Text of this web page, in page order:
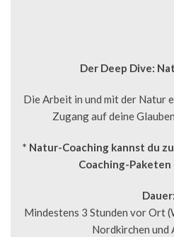
Der Deep Dive:
Die Arbeit in und mit der Natur
Zugang auf deine
* Natur-Coaching kannst du
Coaching-Paketen
Dauer:
Mindestens 3 Stunden vor Ort
Nordkirchen und